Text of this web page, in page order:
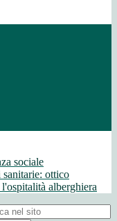
sociale
ottico
alberghiera